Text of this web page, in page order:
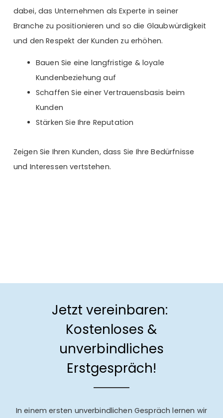
dabei, das Unternehmen als Experte in seiner
Branche zu positionieren und so die Glaubwürdigkeit
und den Respekt der Kunden zu erhöhen.
Bauen Sie eine langfristige & loyale
Kundenbeziehung auf
Schaffen Sie einer Vertrauensbasis beim
Kunden
Stärken Sie Ihre Reputation
Zeigen Sie Ihren Kunden, dass Sie Ihre Bedürfnisse
und Interessen vertstehen.
Jetzt vereinbaren:
Kostenloses &
unverbindliches
Erstgespräch!
In einem ersten unverbindlichen Gespräch lernen wir